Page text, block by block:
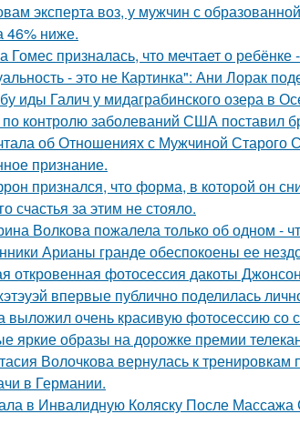
эксперта воз, у мужчин с
46% ниже.
Гомес призналась, что мечтает о ребёнке
- это не Картинка": Ани Лорак
иды Галич у мидаграбинского озера в
контролю заболеваний США поставил
об Отношениях с Мужчиной Старого
признание.
признался, что форма, в которой он
счастья за этим не стояло.
Волкова пожалела только об одном -
Арианы гранде обеспокоены ее
откровенная фотосессия дакоты
впервые публично поделилась
выложил очень красивую фотосессию со
яркие образы на дорожке премии
Волочкова вернулась к
в Германии.
в Инвалидную Коляску После Массажа